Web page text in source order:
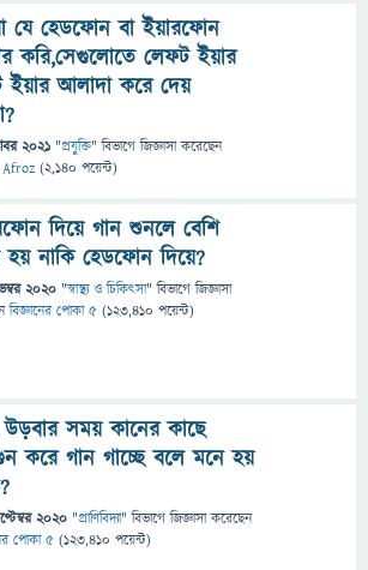
যে হেডফোন বা ইয়ারফোন
করি,সেগুলোতে লেফট ইয়ার
ইয়ার আলাদা করে দেয়
2021 "প্রযুক্তি" বিভাগে জিজ্ঞাসাকরেছেন
(2,140 পয়েন্ট)
দিয়ে গান শুনলে বেশি
হয় নাকি হেডফোন দিয়ে?
2020 "স্বাস্থ্য ও চিকিৎসা" বিভাগে জিজ্ঞাসা
বিজ্ঞানের পোকা ৫ (123,410 পয়েন্ট)
সময় কানের কাছে
করে গান গাচ্ছে বলে মনে হয়
2020 "প্রাণিবিদ্যা" বিভাগে জিজ্ঞাসাকরেছেন
পোকা ৫ (123,410 পয়েন্ট)